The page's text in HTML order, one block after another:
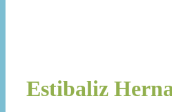
Estibaliz